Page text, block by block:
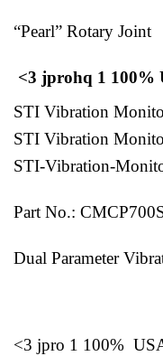
“Pearl” Rotary Joint
<3 jprohq 1 100%
STI Vibration
STI Vibration
STI-Vibration-
Part No.:
Dual Parameter
<3 jpro 1 100%